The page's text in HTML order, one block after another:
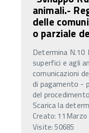
animali.-
delle
o parziale
Determina N.10
superfici e agli
comunicazioni
di pagamento -
del
Scarica la
Creato: 11 Marzo
Visite: 50685